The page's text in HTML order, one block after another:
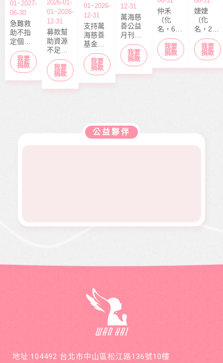
01~2027-
06-30
急難救
助不指
定個案
捐款，
募款所
得幫助
我要
捐款
2026-01-
01~2026-
12-31
募款幫
助資源
不足的
中小型
社福單
位，協
我要
捐款
01~2026-
12-31
支持萬
海慈善
基金會
長期性
服務方
案推
務工
作，如
我要
捐款
12-31
萬海慈
善公益
月刊
「停泊
棧」於
每月10
靈、健
康、人
年12期
萬海航
運慈善
基金會
在公益
同打造
我要
捐款
仲禾
（化
名，6
歲），
本該快
快樂樂
短幾個
我要
捐款
婕婕
（化
名，20
歲）今
年6月底
剛從商
開朗，
我要
捐款
公益夥伴
地址:104492 台北市中山區松江路136號10樓